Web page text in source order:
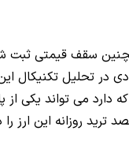
سقف قیمتی ثبت
در تحلیل تکنیکال
0.9 دلار به دلیل اهمیتی که
ترید روزانه این ارز